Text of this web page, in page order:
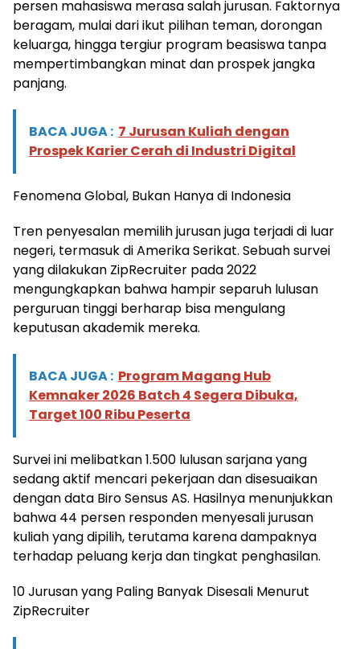
persen mahasiswa merasa salah jurusan. Faktornya
beragam, mulai dari ikut pilihan teman, dorongan
keluarga, hingga tergiur program beasiswa tanpa
mempertimbangkan minat dan prospek jangka
panjang.
BACA JUGA : 7 Jurusan Kuliah dengan
Prospek Karier Cerah di Industri Digital
Fenomena Global, Bukan Hanya di Indonesia
Tren penyesalan memilih jurusan juga terjadi di luar
negeri, termasuk di Amerika Serikat. Sebuah survei
yang dilakukan ZipRecruiter pada 2022
mengungkapkan bahwa hampir separuh lulusan
perguruan tinggi berharap bisa mengulang
keputusan akademik mereka.
BACA JUGA : Program Magang Hub
Kemnaker 2026 Batch 4 Segera Dibuka,
Target 100 Ribu Peserta
Survei ini melibatkan 1.500 lulusan sarjana yang
sedang aktif mencari pekerjaan dan disesuaikan
dengan data Biro Sensus AS. Hasilnya menunjukkan
bahwa 44 persen responden menyesali jurusan
kuliah yang dipilih, terutama karena dampaknya
terhadap peluang kerja dan tingkat penghasilan.
10 Jurusan yang Paling Banyak Disesali Menurut
ZipRecruiter